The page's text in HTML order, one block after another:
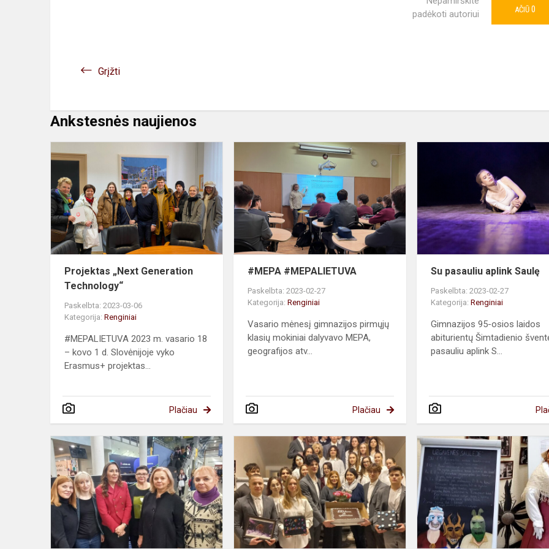
padėkoti autoriui
AČIŪ 0
Grįžti
Ankstesnės naujienos
Technology“
Projektas „Next Generation
Technology“
Paskelbta: 2023-03-06
Kategorija: Renginiai
#MEPALIETUVA 2023 m. vasario 18
– kovo 1 d. Slovėnijoje vyko
Erasmus+ projektas...
Plačiau
#MEPA #MEPALIETUVA
Paskelbta: 2023-02-27
Kategorija:Renginiai
Vasario mėnesį gimnazijos pirmųjų
klasių mokiniai dalyvavo MEPA,
geografijos atv...
Plačiau
Su pasauliu aplink Saulę
Paskelbta: 2023-02-27
Kategorija:Renginiai
Gimnazijos 95-osios laidos
abiturientų Šimtadienio
pasauliu aplink S...
Vilniaus
knygų
mugė
2023
Šimtadienio
išvakarės